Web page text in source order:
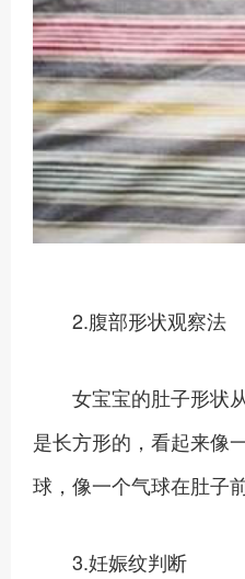
2.腹部形状观察法
女宝宝的肚子形状从
是长方形的，看起来像
球，像一个气球在肚子
3.妊娠纹判断